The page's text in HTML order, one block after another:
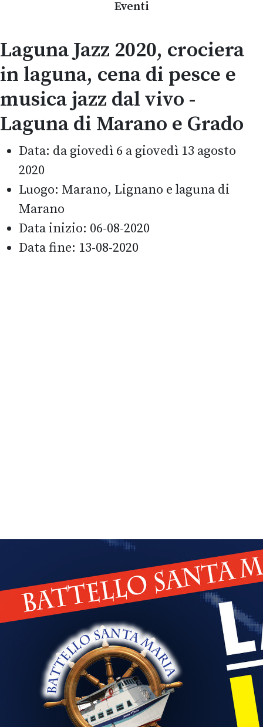
Eventi
Laguna Jazz 2020, crociera
in laguna, cena di pesce e
musica jazz dal vivo -
Laguna di Marano e Grado
Data: da giovedì 6 a giovedì 13 agosto
2020
Luogo: Marano, Lignano e laguna di
Marano
Data inizio: 06-08-2020
Data fine: 13-08-2020